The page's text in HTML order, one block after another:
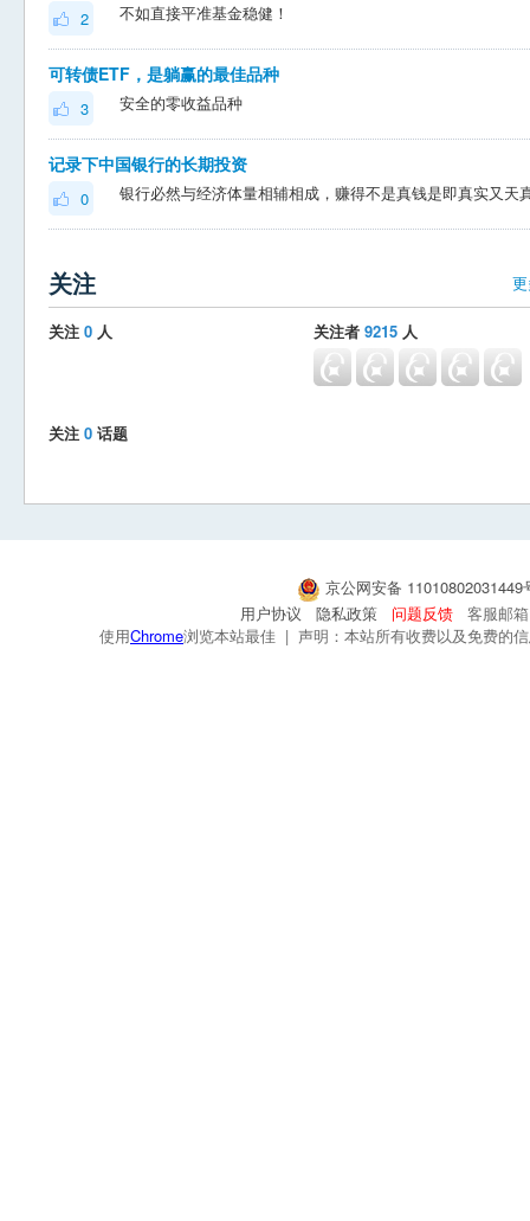
2 不如直接平准基金稳健！
可转债ETF，是躺赢的最佳品种
3 安全的零收益品种
记录下中国银行的长期投资
0
关注
关注 0 人 关注者 9215 人
关注 0 话题
京公网安备
用户协议
隐私政策 问题反馈
客服邮
使用Chrome浏览本站最佳 | 声明：本站所有收费以及免费的